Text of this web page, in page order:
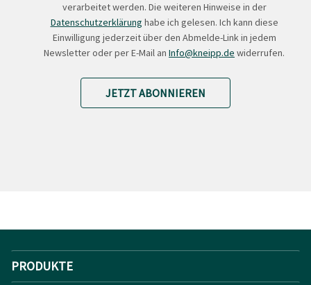
verarbeitet werden. Die weiteren Hinweise in der
Datenschutzerklärung habe ich gelesen. Ich kann diese
Einwilligung jederzeit über den Abmelde-Link in jedem
Newsletter oder per E-Mail an Info@kneipp.de widerrufen.
JETZT ABONNIEREN
PRODUKTE